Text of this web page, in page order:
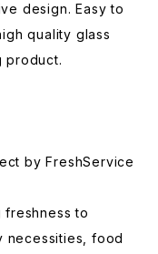
design. Easy to
quality glass
product.
by FreshService
freshness to
necessities, food